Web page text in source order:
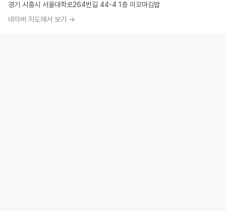
경기 시흥시 서울대학로264번길 44-4 1층 이꼬마김밥
네이버 지도에서 보기 →